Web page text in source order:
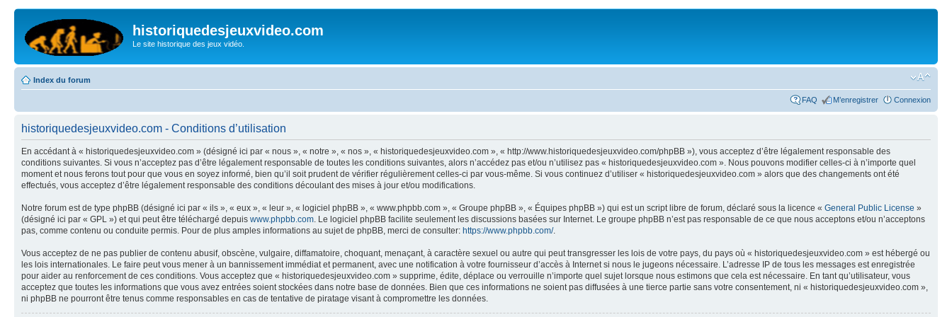
historiquedesjeuxvideo.com
Le site historique des jeux vidéo.
Index du forum
FAQ M’enregistrer Connexion
historiquedesjeuxvideo.com - Conditions d’utilisation
En accédant à « historiquedesjeuxvideo.com » (désigné ici par « nous », « notre », « nos », « historiquedesjeuxvideo.com », « http://www.historiquedesjeuxvideo.com/phpBB »), vous acceptez d’être légalement responsable des
conditions suivantes. Si vous n’acceptez pas d’être légalement responsable de toutes les conditions suivantes, alors n’accédez pas et/ou n’utilisez pas « historiquedesjeuxvideo.com ». Nous pouvons modifier celles-ci à n’importe quel
moment et nous ferons tout pour que vous en soyez informé, bien qu’il soit prudent de vérifier régulièrement celles-ci par vous-même. Si vous continuez d’utiliser « historiquedesjeuxvideo.com » alors que des changements ont été
effectués, vous acceptez d’être légalement responsable des conditions découlant des mises à jour et/ou modifications.
Notre forum est de type phpBB (désigné ici par « ils », « eux », « leur », « logiciel phpBB », « www.phpbb.com », « Groupe phpBB », « Équipes phpBB ») qui est un script libre de forum, déclaré sous la licence « General Public License »
(désigné ici par « GPL ») et qui peut être téléchargé depuis www.phpbb.com . Le logiciel phpBB facilite seulement les discussions basées sur Internet. Le groupe phpBB n’est pas responsable de ce que nous acceptons et/ou n’acceptons
pas, comme contenu ou conduite permis. Pour de plus amples informations au sujet de phpBB, merci de consulter: https://www.phpbb.com/.
Vous acceptez de ne pas publier de contenu abusif, obscène, vulgaire, diffamatoire, choquant, menaçant, à caractère sexuel ou autre qui peut transgresser les lois de votre pays, du pays où « historiquedesjeuxvideo.com » est hébergé ou
les lois internationales. Le faire peut vous mener à un bannissement immédiat et permanent, avec une notification à votre fournisseur d’accès à Internet si nous le jugeons nécessaire. L’adresse IP de tous les messages est enregistrée
pour aider au renforcement de ces conditions. Vous acceptez que « historiquedesjeuxvideo.com » supprime, édite, déplace ou verrouille n’importe quel sujet lorsque nous estimons que cela est nécessaire. En tant qu’utilisateur, vous
acceptez que toutes les informations que vous avez entrées soient stockées dans notre base de données. Bien que ces informations ne soient pas diffusées à une tierce partie sans votre consentement, ni « historiquedesjeuxvideo.com »,
ni phpBB ne pourront être tenus comme responsables en cas de tentative de piratage visant à compromettre les données.